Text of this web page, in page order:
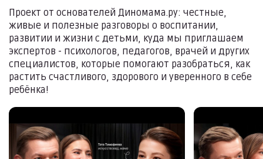
Проект от основателей Диномама.ру: честные,
живые и полезные разговоры о воспитании,
развитии и жизни с детьми, куда мы приглашаем
экспертов - психологов, педагогов, врачей и других
специалистов, которые помогают разобраться, как
растить счастливого, здорового и уверенного в себе
ребёнка!